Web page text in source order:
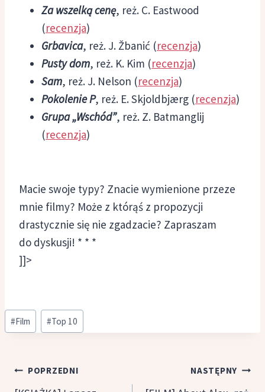
Za wszelką cenę, reż. C. Eastwood
(recenzja)
Grbavica, reż. J. Žbanić (recenzja)
Pusty dom, reż. K. Kim (recenzja)
Sam, reż. J. Nelson (recenzja)
Pokolenie P, reż. E. Skjoldbjærg (recenzja)
Grupa „Wschód”, reż. Z. Batmanglij
(recenzja)
Macie swoje typy? Znacie wymienione przeze
mnie filmy? Może z którąś z propozycji
drastycznie się nie zgadzacie? Zapraszam
do dyskusji! * * *
]]>
Tagi
wpisu:
#Film #Top 10
Nawigacja
POPRZEDNI NASTĘPNY